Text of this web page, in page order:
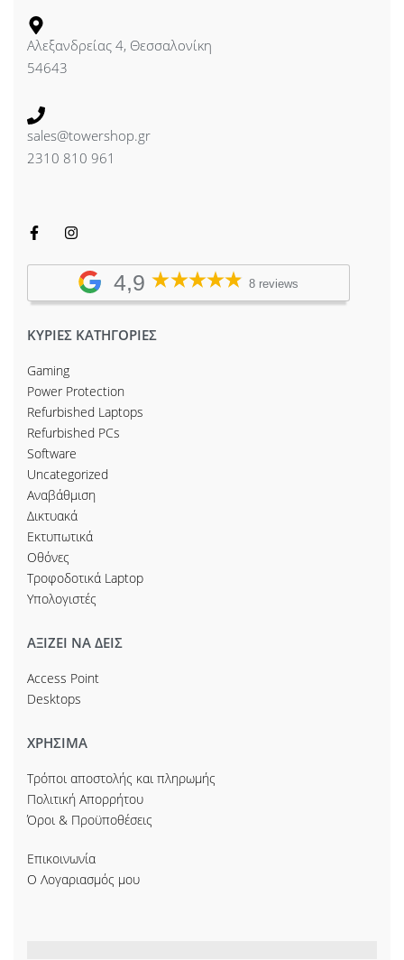
Αλεξανδρείας 4, Θεσσαλονίκη
54643
sales@towershop.gr
2310 810 961
4,9 8 reviews
ΚΥΡΙΕΣ ΚΑΤΗΓΟΡΙΕΣ
Gaming
Power Protection
Refurbished Laptops
Refurbished PCs
Software
Uncategorized
Αναβάθμιση
Δικτυακά
Εκτυπωτικά
Οθόνες
Τροφοδοτικά Laptop
Υπολογιστές
ΑΞΙΖΕΙ ΝΑ ΔΕΙΣ
Access Point
Desktops
ΧΡΗΣΙΜΑ
Τρόποι αποστολής και πληρωμής
Πολιτική Απορρήτου
Όροι & Προϋποθέσεις
Επικοινωνία
Ο Λογαριασμός μου